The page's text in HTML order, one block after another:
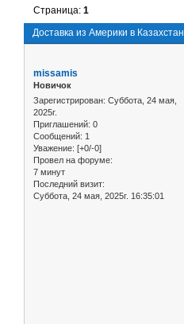
Доставка из Америки в Казахстан
Страница:1
missamis
Новичок
Зарегистрирован: Суббота, 24 мая,
2025г.
Приглашений: 0
Сообщений: 1
Уважение: [+0/-0]
Провел на форуме:
7 минут
Последний визит:
Суббота, 24 мая, 2025г. 16:35:01